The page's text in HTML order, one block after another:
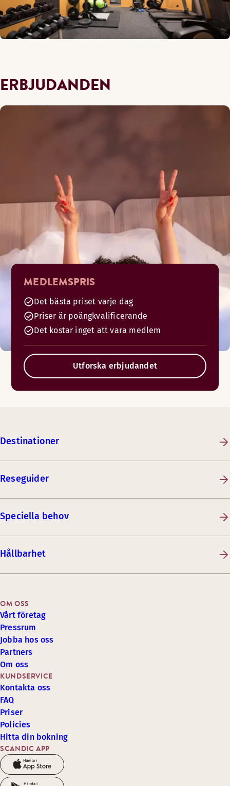
ERBJUDANDEN
MEDLEMSPRIS
Det bästa priset varje dag
Priser är poängkvalificerande
Det kostar inget att vara medlem
Utforska erbjudandet
Destinationer
Reseguider
Speciella behov
Hållbarhet
SCANDIC APP
KUNDSERVICE
Kontakta oss
FAQ
Priser
Policies
Hitta din bokning
OM OSS
Vårt företag
Pressrum
Jobba hos oss
Partners
Om oss